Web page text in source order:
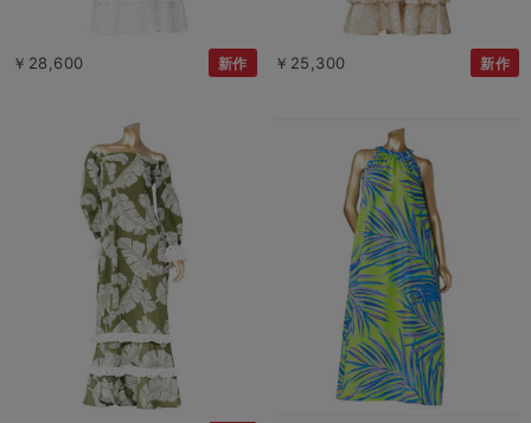
￥28,600 新作 ￥25,300 新作